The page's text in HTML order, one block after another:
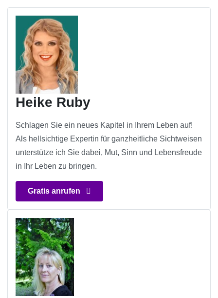
Heike Ruby
Schlagen Sie ein neues Kapitel in Ihrem Leben auf!
Als hellsichtige Expertin für ganzheitliche Sichtweisen
unterstütze ich Sie dabei, Mut, Sinn und Lebensfreude
in Ihr Leben zu bringen.
Gratis anrufen